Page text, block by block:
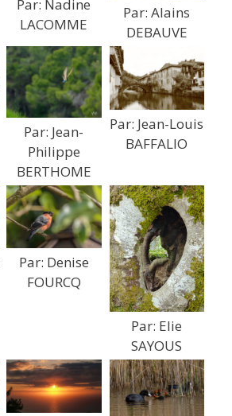
Par: Nadine
LACOMME
Par: Alains
DEBAUVE
Par: Jean-
Philippe
BERTHOME
Par: Jean-Louis
BAFFALIO
Par: Denise
FOURCQ
Par: Elie
SAYOUS